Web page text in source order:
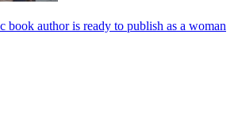
book author is ready to publish as a woman